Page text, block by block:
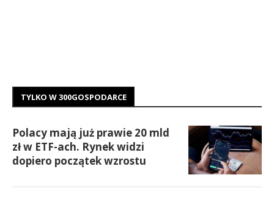
TYLKO W 300GOSPODARCE
Polacy mają już prawie 20 mld
zł w ETF-ach. Rynek widzi
dopiero początek wzrostu